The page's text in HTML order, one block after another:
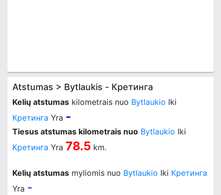
Atstumas > Bytlaukis - Кретинга
Kelių atstumas kilometrais nuo Bytlaukio Iki
Кретинга Yra -
Tiesus atstumas kilometrais nuo Bytlaukio Iki
Кретинга Yra 78.5 km.
Kelių atstumas myliomis nuo Bytlaukio Iki Кретинга
Yra -